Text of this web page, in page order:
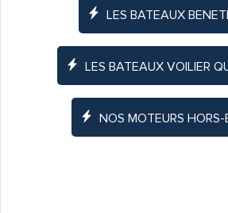
LES BATEAUX
LES BATEAUX VOILIER
NOS MOTEURS HORS-